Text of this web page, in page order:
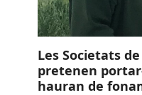
Les Societats
pretenen
hauran de